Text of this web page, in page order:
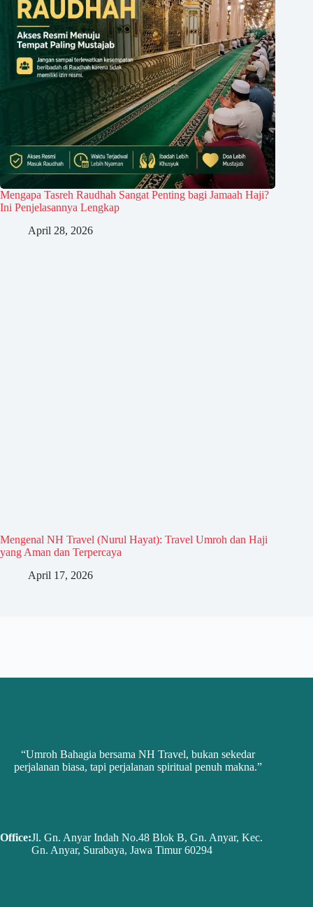
Mengapa Tasreh Raudhah Sangat Penting bagi Jamaah Haji?
Ini Penjelasannya Lengkap
April 28, 2026
Mengenal NH Travel (Nurul Hayat): Travel Umroh dan Haji
yang Aman dan Terpercaya
April 17, 2026
“Umroh Bahagia bersama NH Travel, bukan sekedar
perjalanan biasa, tapi perjalanan spiritual penuh makna.”
Office:Jl. Gn. Anyar Indah No.48 Blok B, Gn. Anyar, Kec.
Gn. Anyar, Surabaya, Jawa Timur 60294